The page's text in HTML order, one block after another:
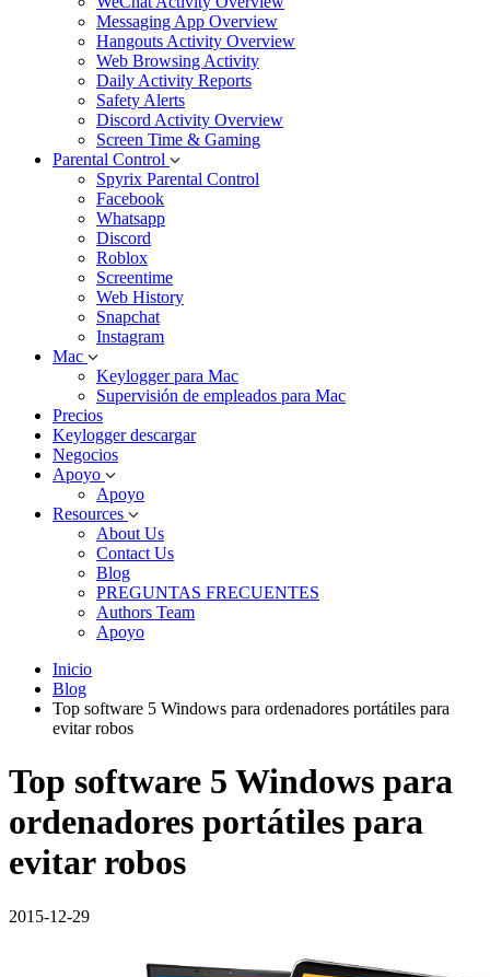
Messaging App Overview
Hangouts Activity Overview
Web Browsing Activity
Daily Activity Reports
Safety Alerts
Discord Activity Overview
Screen Time & Gaming
Parental Control
Spyrix Parental Control
Facebook
Whatsapp
Discord
Roblox
Screentime
Web History
Snapchat
Instagram
Mac
Keylogger para Mac
Supervisión de empleados para Mac
Precios
Keylogger descargar
Negocios
Apoyo
Apoyo
Resources
About Us
Contact Us
Blog
PREGUNTAS FRECUENTES
Authors Team
Apoyo
Inicio
Blog
Top software 5 Windows para ordenadores portátiles para
evitar robos
Top software 5 Windows para
ordenadores portátiles para
evitar robos
2015-12-29